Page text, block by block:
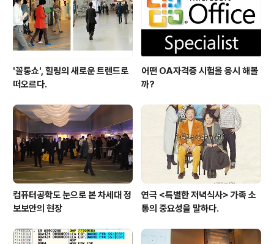
'꼴통쇼', 힐링의 새로운 트렌드로
떠오르다.
어떤 OA자격증 시험을 응시 해볼
까?
컴퓨터공학도 눈으로 본 차세대 정
보보안의 현장
연극 <특별한 저녁식사> 가족 소
통의 중요성을 말하다.